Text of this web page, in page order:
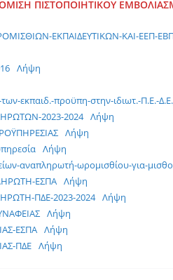
ΠΙΣΤΟΠΟΙΗΤΙΚΟΥ
ΕΚΠΑΙΔΕΥΤΙΚΩΝ-ΚΑΙ-ΕΕΠ-
Λήψη
εκπαιδ.-προϋπη-στην-ιδιωτ.-Π.Ε.-
2023-2024 Λήψη
Λήψη
Λήψη
αναπληρωτή-ωρομισθίου-για-
ΕΣΠΑ Λήψη
ΠΔΕ-2023-2024 Λήψη
Λήψη
ΕΣΠΑ Λήψη
ΠΔΕ Λήψη